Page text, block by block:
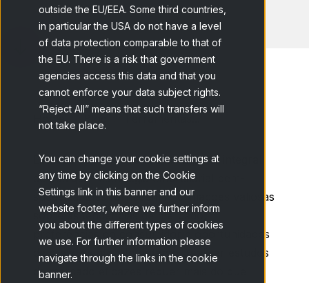
outside the EU/EEA. Some third countries,
in particular the USA do not have a level
of data protection comparable to that of
the EU. There is a risk that government
agencies access this data and that you
cannot enforce your data subject rights.
“Reject All” means that such transfers will
not take place.
You can change your cookie settings at
any time by clicking on the Cookie
Settings link in this banner and our
website footer, where we further inform
you about the different types of cookies
we use. For further information please
navigate through the links in the cookie
banner.
Home Blog
Estudos de mercadosão uma parte
dequalquer estratégia empresarial
sucedida. Elesfornecem informações
valiosas
sobreastendênciasde mercado,
preferências
do consumidor e
oportunidades
decrescimento. Noentanto, realizar
estudos
de mercado